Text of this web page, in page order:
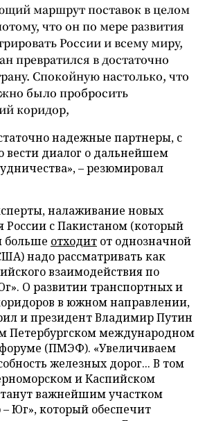
маршрут поставок в целом
что он по мере развития
России и всему миру,
превратился в достаточно
Спокойную настолько, что
было пробросить
коридор,
надежные партнеры, с
диалог о дальнейшем
– резюмировал
налаживание новых
России с Пакистаном (который
больше отходит от однозначной
надо рассматривать как
взаимодействия по
О развитии транспортных и
в южном направлении,
и президент Владимир Путин
Петербургском международном
(ПМЭФ). «Увеличиваем
железных дорог... В том
и Каспийском
важнейшим участком
Юг», который обеспечит